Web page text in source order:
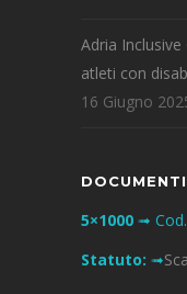
Adria Inclusive
atleti con
16 Giugno
5×1000 ➟
Statuto: ➟